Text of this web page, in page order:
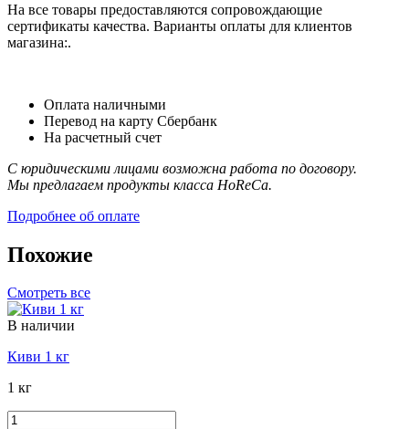
На все товары предоставляются сопровождающие
сертификаты качества. Варианты оплаты для клиентов
магазина:.
Оплата наличными
Перевод на карту Сбербанк
На расчетный счет
С юридическими лицами возможна работа по договору.
Мы предлагаем продукты класса HoReCa.
Подробнее об оплате
Похожие
Смотреть все
В наличии
Киви 1 кг
1 кг